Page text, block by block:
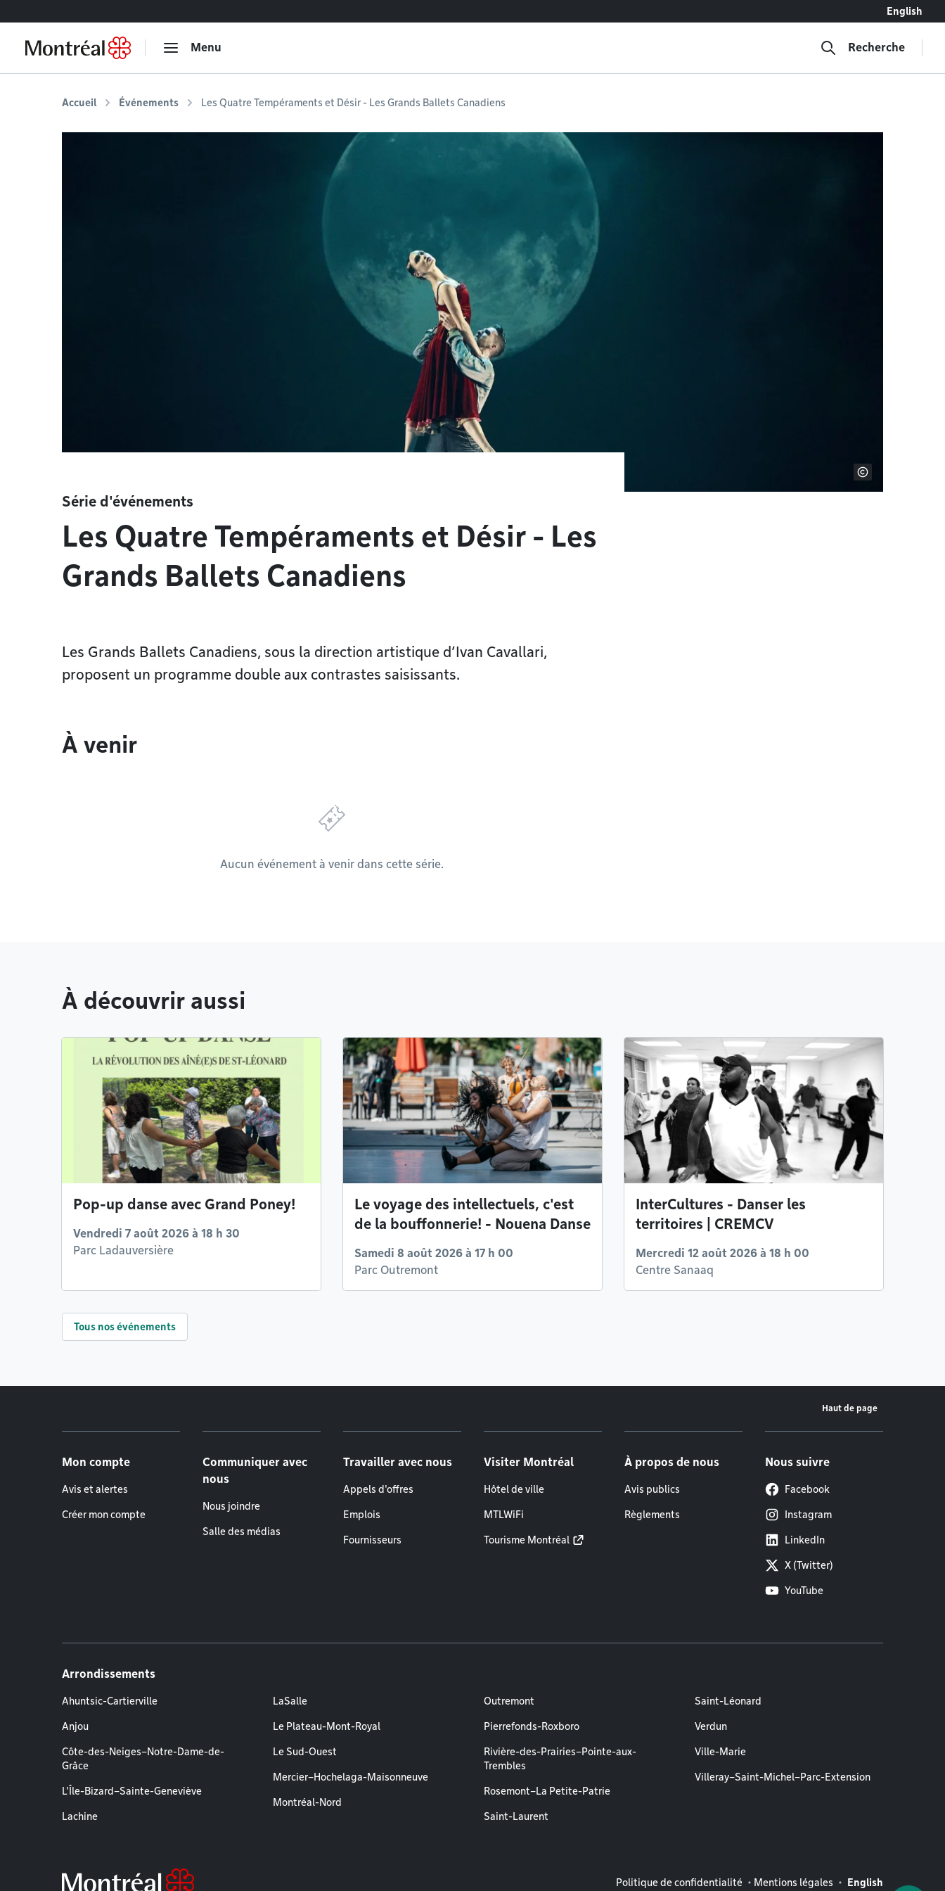
English
Menu Recherche
Accueil Événements Les Quatre Tempéraments et Désir - Les Grands Ballets Canadiens
Série d'événements
Les Quatre Tempéraments et Désir - Les
Grands Ballets Canadiens
Les Grands Ballets Canadiens, sous la direction artistique d’Ivan Cavallari,
proposent un programme double aux contrastes saisissants.
À venir
Aucun événement à venir dans cette série.
À découvrir aussi
Pop-up danse avec Grand Poney!
Vendredi 7 août 2026 à 18 h 30
Parc Ladauversière
Le voyage des intellectuels, c'est
de la bouffonnerie! - Nouena Danse
Samedi 8 août 2026 à 17 h 00
Parc Outremont
InterCultures - Danser les
territoires | CREMCV
Mercredi 12 août 2026 à 18 h 00
Centre Sanaaq
Tous nos événements
Haut de page
Mon compte
Avis et alertes
Créer mon compte
Communiquer avec
nous
Nous joindre
Salle des médias
Travailler avec nous
Appels d'offres
Emplois
Fournisseurs
Visiter Montréal
Hôtel de ville
MTLWiFi
Tourisme Montréal
À propos de nous
Avis publics
Règlements
Nous suivre
Facebook
Instagram
LinkedIn
X (Twitter)
YouTube
Arrondissements
Ahuntsic-Cartierville
Anjou
Côte-des-Neiges–Notre-Dame-de-
Grâce
L'Île-Bizard–Sainte-Geneviève
Lachine
LaSalle
Le Plateau-Mont-Royal
Le Sud-Ouest
Mercier–Hochelaga-Maisonneuve
Montréal-Nord
Outremont
Pierrefonds-Roxboro
Rivière-des-Prairies–Pointe-aux-
Trembles
Rosemont–La Petite-Patrie
Saint-Laurent
Saint-Léonard
Verdun
Ville-Marie
Villeray–Saint-Michel–Parc-Extension
Mentions légales
Politique de confidentialité Mentions légales English